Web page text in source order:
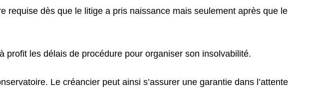
requise dès que le litige a pris naissance mais seulement après que le
profit les délais de procédure pour organiser son insolvabilité.
Le créancier peut ainsi s’assurer une garantie dans l’attente